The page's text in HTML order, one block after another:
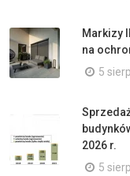
Markizy
na
5
2026 r.
5